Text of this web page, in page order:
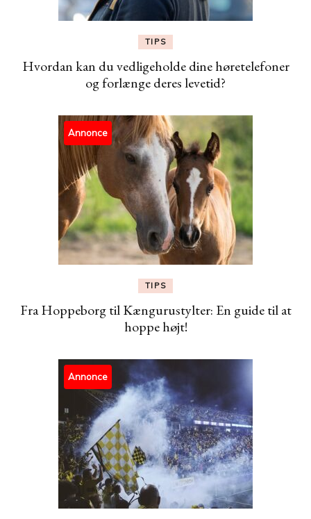
TIPS
Hvordan kan du vedligeholde dine høretelefoner
og forlænge deres levetid?
Annonce
TIPS
Fra Hoppeborg til Kængurustylter: En guide til at
hoppe højt!
Annonce